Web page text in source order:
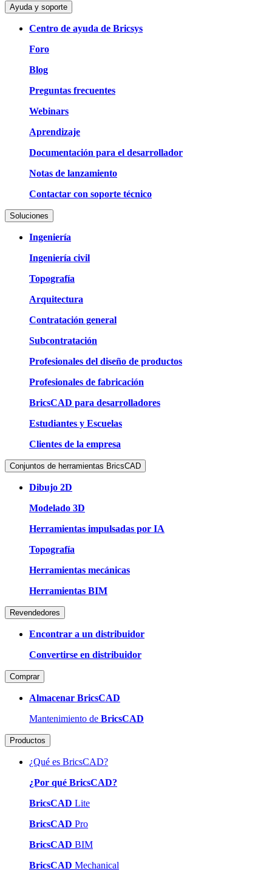
Ayuda y soporte
Centro de ayuda de Bricsys
Foro
Blog
Preguntas frecuentes
Webinars
Aprendizaje
Documentación para el desarrollador
Notas de lanzamiento
Contactar con soporte técnico
Soluciones
Ingeniería
Ingeniería civil
Topografía
Arquitectura
Contratación general
Subcontratación
Profesionales del diseño de productos
Profesionales de fabricación
BricsCAD para desarrolladores
Estudiantes y Escuelas
Clientes de la empresa
Conjuntos de herramientas BricsCAD
Dibujo 2D
Modelado 3D
Herramientas impulsadas por IA
Topografía
Herramientas mecánicas
Herramientas BIM
Revendedores
Encontrar a un distribuidor
Convertirse en distribuidor
Comprar
Almacenar BricsCAD
Mantenimiento de BricsCAD
Productos
¿Qué es BricsCAD?
¿Por qué BricsCAD?
BricsCAD Lite
BricsCAD Pro
BricsCAD BIM
BricsCAD Mechanical